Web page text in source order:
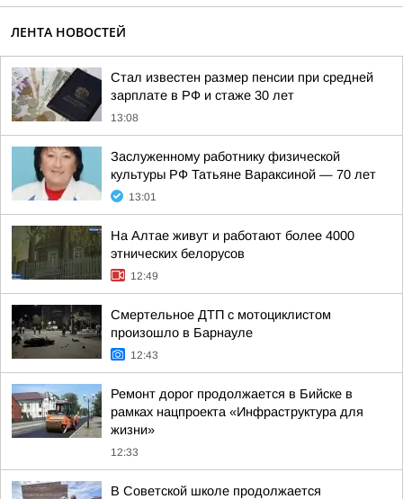
ЛЕНТА НОВОСТЕЙ
Стал известен размер пенсии при средней
зарплате в РФ и стаже 30 лет
13:08
Заслуженному работнику физической
культуры РФ Татьяне Вараксиной — 70 лет
13:01
На Алтае живут и работают более 4000
этнических белорусов
12:49
Смертельное ДТП с мотоциклистом
произошло в Барнауле
12:43
Ремонт дорог продолжается в Бийске в
рамках нацпроекта «Инфраструктура для
жизни»
12:33
В Советской школе продолжается